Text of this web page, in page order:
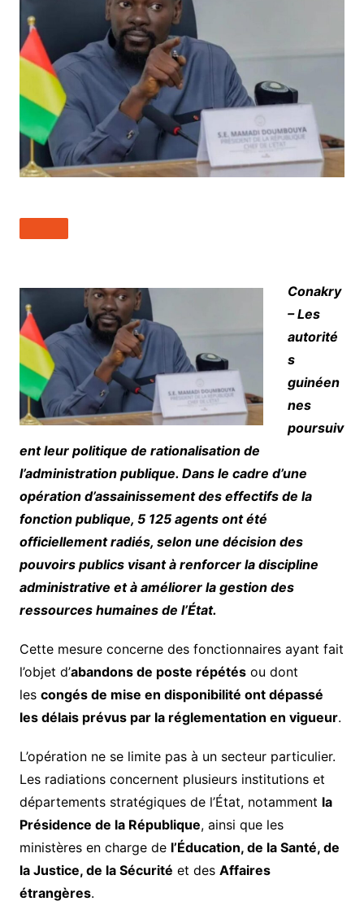
Conakry
– Les
autorité
s
guinéen
nes
poursuiv
ent leur politique de rationalisation de
l’administration publique. Dans le cadre d’une
opération d’assainissement des effectifs de la
fonction publique, 5 125 agents ont été
officiellement radiés, selon une décision des
pouvoirs publics visant à renforcer la discipline
administrative et à améliorer la gestion des
ressources humaines de l’État.
Cette mesure concerne des fonctionnaires ayant fait
l’objet d’abandons de poste répétésou dont
les congés de mise en disponibilité ont dépassé
les délais prévus par la réglementation en vigueur.
L’opération ne se limite pas à un secteur particulier.
Les radiations concernent plusieurs institutions et
départements stratégiques de l’État, notamment la
Présidence de la République, ainsi que les
ministères en charge de l’Éducation, de la Santé, de
la Justice, de la Sécurité et des Affaires
étrangères.